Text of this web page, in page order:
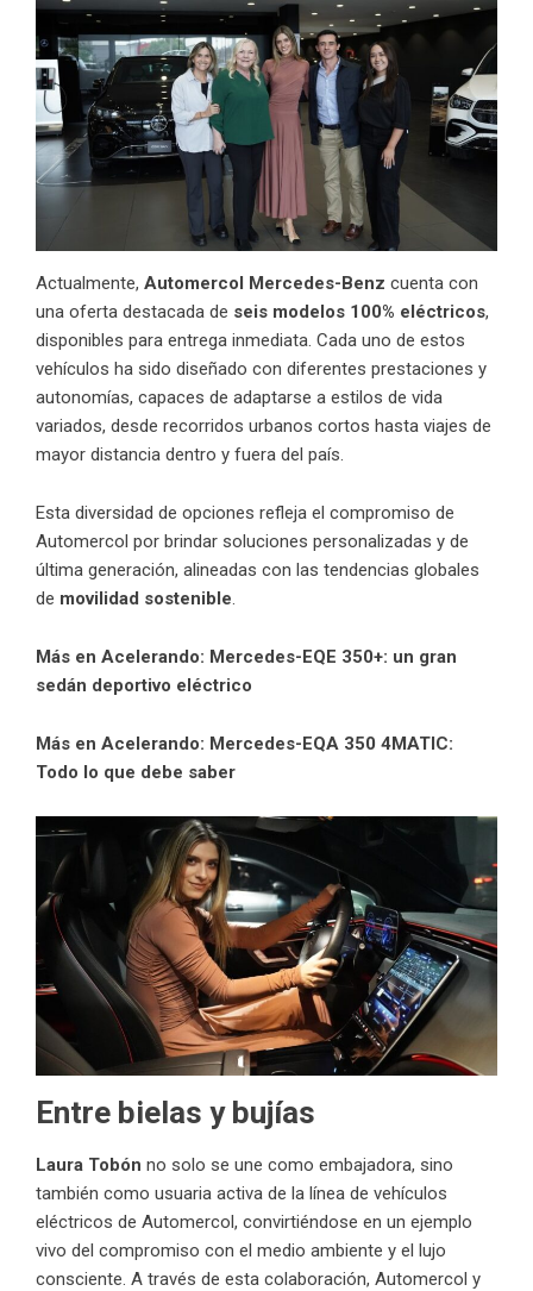
Actualmente, Automercol Mercedes-Benz cuenta con
una oferta destacada de seis modelos 100% eléctricos,
disponibles para entrega inmediata. Cada uno de estos
vehículos ha sido diseñado con diferentes prestaciones y
autonomías, capaces de adaptarse a estilos de vida
variados, desde recorridos urbanos cortos hasta viajes de
mayor distancia dentro y fuera del país.
Esta diversidad de opciones refleja el compromiso de
Automercol por brindar soluciones personalizadas y de
última generación, alineadas con las tendencias globales
de movilidad sostenible
Más en Acelerando: Mercedes-EQE 350+: un gran
sedán deportivo eléctrico
Más en Acelerando: Mercedes-EQA 350 4MATIC:
Todo lo que debe saber
Entre bielas y bujías
Laura Tobón no solo se une como embajadora, sino
también como usuaria activa de la línea de vehículos
eléctricos de Automercol, convirtiéndose en un ejemplo
vivo del compromiso con el medio ambiente y el lujo
consciente. A través de esta colaboración, Automercol y